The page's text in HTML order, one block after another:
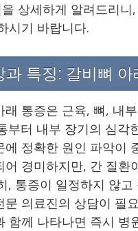
상세하게 알려드리
시기 바랍니다.
과 특징: 갈비뼈
래 통증은 근육, 뼈, 내
부터 내부 장기의 심각
에 정확한 원인 파악이
어 경미하지만, 간 질
, 통증이 일정하지 않
문 의료진의 상담이 필
함께 나타나면 즉시 병